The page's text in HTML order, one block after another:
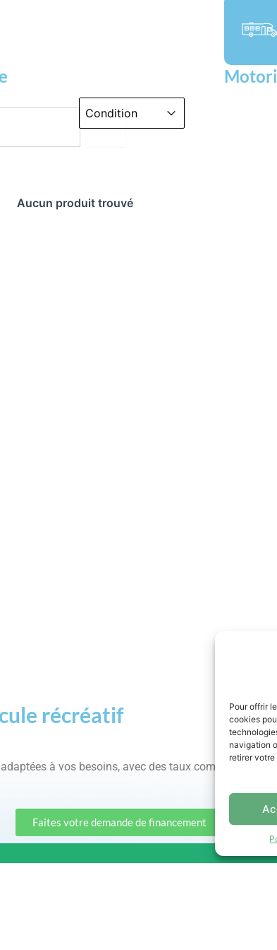
Pour offrir
cookies
navigation
retirer
Par Condition Liste
Sélectionnez le contenu
Sélectionnez le contenu
Aucun produit trouvé
récréatif
à vos besoins, avec des taux compétitifs et
Faites votre demande de financement